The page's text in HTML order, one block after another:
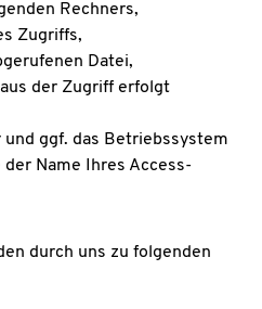
Rechners,
Zugriffs,
Datei,
der Zugriff erfolgt
ggf. das Betriebssystem
Name Ihres Access-
durch uns zu folgenden